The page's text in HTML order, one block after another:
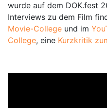
wurde auf dem DOK.fest
Interviews zu dem Film
Movie-College und im
College, eine Kurzkritik